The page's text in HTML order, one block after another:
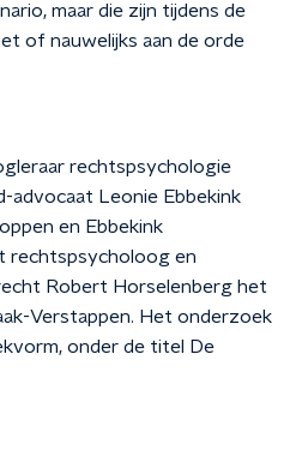
maar die zijn tijdens de
of nauwelijks aan de orde
rechtspsychologie
advocaat Leonie Ebbekink
en Ebbekink
rechtspsycholoog en
Robert Horselenberg het
Verstappen. Het onderzoek
onder de titel De